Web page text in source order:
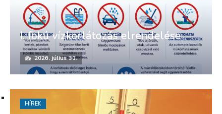
I. fokú vízkorlátozás elrendelése
2026. július 31.
HÍREK